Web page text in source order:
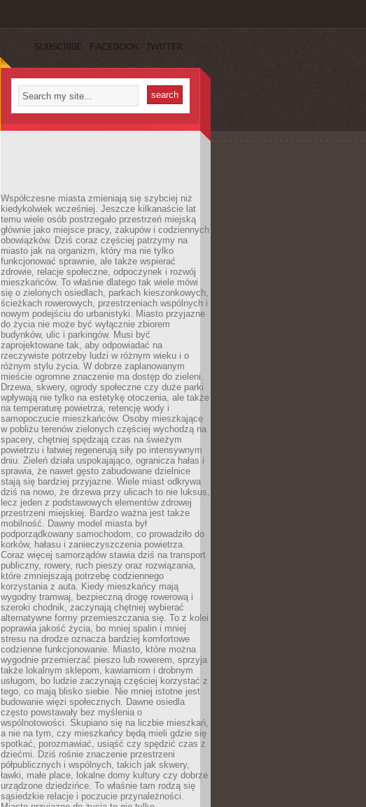
SUBSCRIBE FACEBOOK TWITTER
Współczesne miasta zmieniają się szybciej niż
kiedykolwiek wcześniej. Jeszcze kilkanaście lat
temu wiele osób postrzegało przestrzeń miejską
głównie jako miejsce pracy, zakupów i codziennych
obowiązków. Dziś coraz częściej patrzymy na
miasto jak na organizm, który ma nie tylko
funkcjonować sprawnie, ale także wspierać
zdrowie, relacje społeczne, odpoczynek i rozwój
mieszkańców. To właśnie dlatego tak wiele mówi
się o zielonych osiedlach, parkach kieszonkowych,
ścieżkach rowerowych, przestrzeniach wspólnych i
nowym podejściu do urbanistyki. Miasto przyjazne
do życia nie może być wyłącznie zbiorem
budynków, ulic i parkingów. Musi być
zaprojektowane tak, aby odpowiadać na
rzeczywiste potrzeby ludzi w różnym wieku i o
różnym stylu życia. W dobrze zaplanowanym
mieście ogromne znaczenie ma dostęp do zieleni.
Drzewa, skwery, ogrody społeczne czy duże parki
wpływają nie tylko na estetykę otoczenia, ale także
na temperaturę powietrza, retencję wody i
samopoczucie mieszkańców. Osoby mieszkające
w pobliżu terenów zielonych częściej wychodzą na
spacery, chętniej spędzają czas na świeżym
powietrzu i łatwiej regenerują siły po intensywnym
dniu. Zieleń działa uspokajająco, ogranicza hałas i
sprawia, że nawet gęsto zabudowane dzielnice
stają się bardziej przyjazne. Wiele miast odkrywa
dziś na nowo, że drzewa przy ulicach to nie luksus,
lecz jeden z podstawowych elementów zdrowej
przestrzeni miejskiej. Bardzo ważna jest także
mobilność. Dawny model miasta był
podporządkowany samochodom, co prowadziło do
korków, hałasu i zanieczyszczenia powietrza.
Coraz więcej samorządów stawia dziś na transport
publiczny, rowery, ruch pieszy oraz rozwiązania,
które zmniejszają potrzebę codziennego
korzystania z auta. Kiedy mieszkańcy mają
wygodny tramwaj, bezpieczną drogę rowerową i
szeroki chodnik, zaczynają chętniej wybierać
alternatywne formy przemieszczania się. To z kolei
poprawia jakość życia, bo mniej spalin i mniej
stresu na drodze oznacza bardziej komfortowe
codzienne funkcjonowanie. Miasto, które można
wygodnie przemierzać pieszo lub rowerem, sprzyja
także lokalnym sklepom, kawiarniom i drobnym
usługom, bo ludzie zaczynają częściej korzystać z
tego, co mają blisko siebie. Nie mniej istotne jest
budowanie więzi społecznych. Dawne osiedla
często powstawały bez myślenia o
wspólnotowości. Skupiano się na liczbie mieszkań,
a nie na tym, czy mieszkańcy będą mieli gdzie się
spotkać, porozmawiać, usiąść czy spędzić czas z
dziećmi. Dziś rośnie znaczenie przestrzeni
półpublicznych i wspólnych, takich jak skwery,
ławki, małe place, lokalne domy kultury czy dobrze
urządzone dziedzińce. To właśnie tam rodzą się
sąsiedzkie relacje i poczucie przynależności.